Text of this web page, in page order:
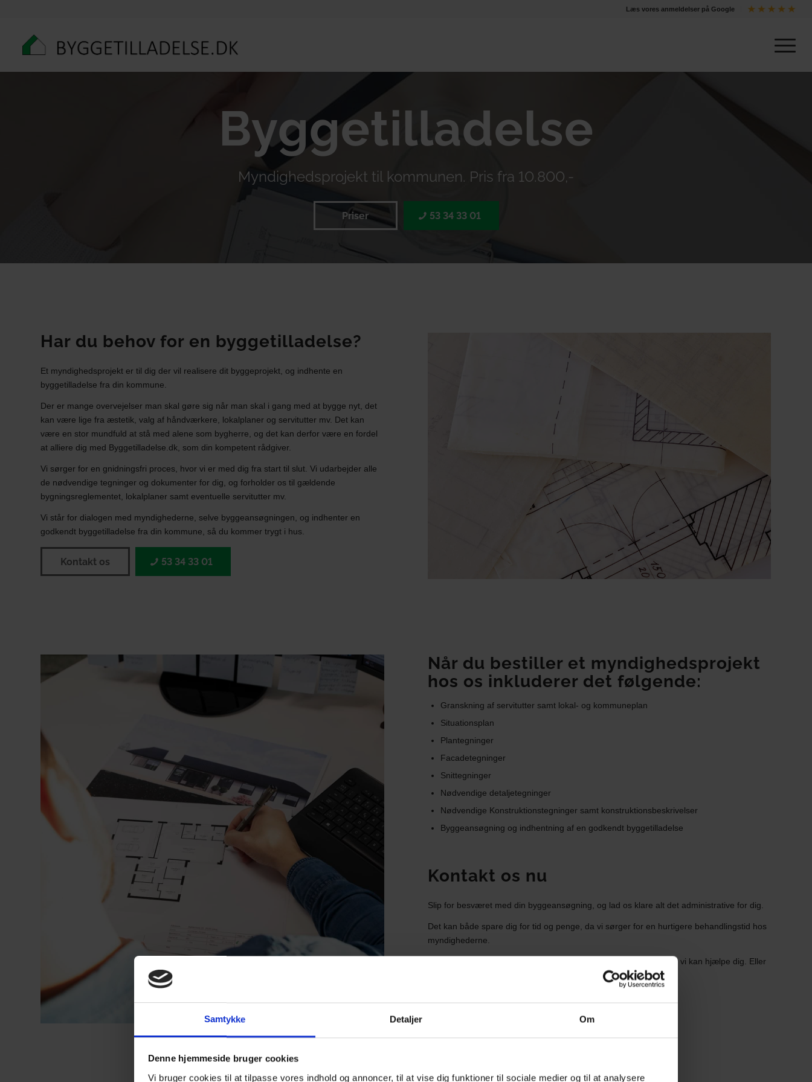
Samtykke Detaljer Om
Denne hjemmeside bruger cookies
Vi bruger cookies til at tilpasse vores indhold og annoncer, til at vise dig funktioner til sociale medier og til at analysere
Læs vores anmeldelser på Google
Byggetilladelse
Myndighedsprojekt til kommunen. Pris fra 10.800,-
Priser 53 34 33 01‬
Har du behov for en byggetilladelse?
Et myndighedsprojekt er til dig der vil realisere dit byggeprojekt, og indhente en
byggetilladelse fra din kommune.
Der er mange overvejelser man skal gøre sig når man skal i gang med at bygge nyt, det
kan være lige fra æstetik, valg af håndværkere, lokalplaner og servitutter mv. Det kan
være en stor mundfuld at stå med alene som bygherre, og det kan derfor være en fordel
at alliere dig med Byggetilladelse.dk, som din kompetent rådgiver.
Vi sørger for en gnidningsfri proces, hvor vi er med dig fra start til slut. Vi udarbejder alle
de nødvendige tegninger og dokumenter for dig, og forholder os til gældende
bygningsreglementet, lokalplaner samt eventuelle servitutter mv.
Vi står for dialogen med myndighederne, selve byggeansøgningen, og indhenter en
godkendt byggetilladelse fra din kommune, så du kommer trygt i hus.
Kontakt os 53 34 33 01‬
Når du bestiller et myndighedsprojekt
hos os inkluderer det følgende:
Granskning af servitutter samt lokal- og kommuneplan
Situationsplan
Plantegninger
Facadetegninger
Snittegninger
Nødvendige detaljetegninger
Nødvendige Konstruktionstegninger samt konstruktionsbeskrivelser
Byggeansøgning og indhentning af en godkendt byggetilladelse
Kontakt os nu
Slip for besværet med din byggeansøgning, og lad os klare alt det administrative for dig.
Det kan både spare dig for tid og penge, da vi sørger for en hurtigere behandlingstid hos
myndighederne.
, og hør mere om, hvordan vi kan hjælpe dig. Eller
Kontakt os 53 34 33 01‬